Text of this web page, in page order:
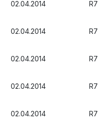
02.04.2014 R7
02.04.2014 R7
02.04.2014 R7
02.04.2014 R7
02.04.2014 R7